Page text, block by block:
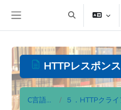
切換搜尋輸入框
HTTPレスポンス
C言語入門